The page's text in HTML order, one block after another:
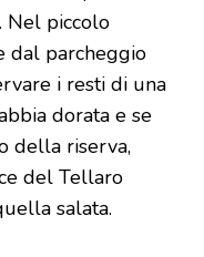
Nel piccolo
dal parcheggio
i resti di una
dorata e se
della riserva,
del Tellaro
salata.